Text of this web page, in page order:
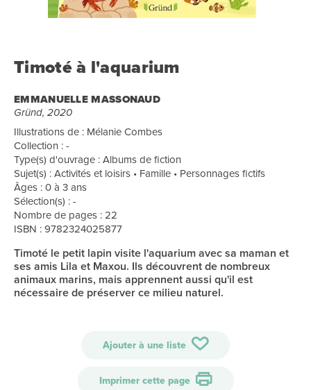
Timoté à l'aquarium
EMMANUELLE MASSONAUD
Gründ, 2020
Illustrations de : Mélanie Combes
Collection : -
Type(s) d'ouvrage : Albums de fiction
Sujet(s) : Activités et loisirs • Famille • Personnages fictifs
Âges : 0 à 3 ans
Sélection(s) : -
Nombre de pages : 22
ISBN : 9782324025877
Timoté le petit lapin visite l'aquarium avec sa maman et
ses amis Lila et Maxou. Ils découvrent de nombreux
animaux marins, mais apprennent aussi qu'il est
nécessaire de préserver ce milieu naturel.
Ajouter à une liste
Imprimer cette page